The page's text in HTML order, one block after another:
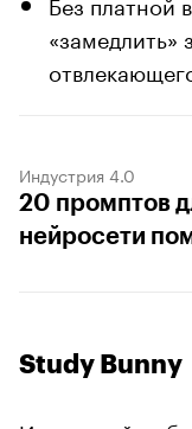
«замедлить»
Индустрия 4.0
20 промптов
нейросети
Study Bunny